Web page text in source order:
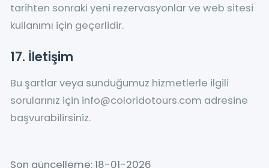
tarihten sonraki yeni rezervasyonlar ve web sitesi
kullanımı için geçerlidir.
17. İletişim
Bu şartlar veya sunduğumuz hizmetlerle ilgili
sorularınız için info@coloridotours.com adresine
başvurabilirsiniz.
Son güncelleme: 18-01-2026